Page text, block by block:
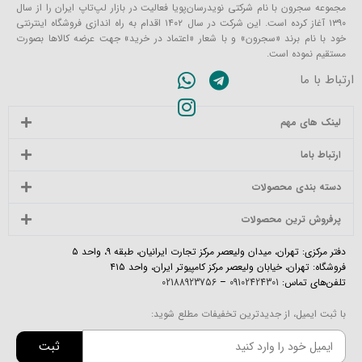
مجموعه سجرون با نام شرکتی نویدرسان‌پویا فعالیت در بازار لپ‌تاپ ایران را از سال
۱۳۹۰ آغاز کرده است. این شرکت در سال ۱۴۰۲ اقدام به راه اندازی فروشگاه اینترنتی
خود با نام برند «سجرون» و با شعار «اعتماد در خرید» جهت عرضه کالاها بصورت
مستقیم نموده است.
ارتباط با ما
لینک های مهم
ارتباط باما
دسته بندی محصولات
پرفروش ترین محصولات
دفتر مرکزی: تهران، میدان ولیعصر مرکز تجارت ایرانیان، طبقه ۹، واحد ۵
فروشگاه: تهران، خیابان ولیعصر مرکز کامپیوتر ایران، واحد ۴۱۵
تلفن‌های تماس: 09102424301
–
02188923756
با ثبت ایمیل، از جدیدترین تخفیفات مطلع شوید:
ثبت